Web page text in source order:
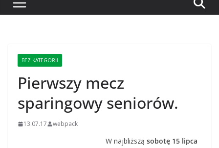
BEZ KATEGORII
Pierwszy mecz
sparingowy seniorów.
13.07.17 webpack
W najbliższą sobotę 15 lipca